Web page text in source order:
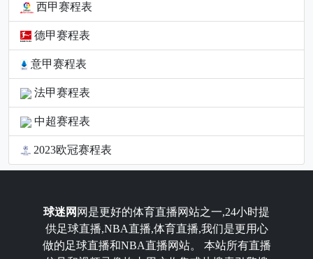
西甲赛程表
德甲赛程表
意甲赛程表
法甲赛程表
中超赛程表
2023欧冠赛程表
球迷网 网是更好的体育直播网站之一,24小时提
供足球直播,NBA直播,体育直播,我们是更用心
做的足球直播和NBA直播网站。 本站所有直播